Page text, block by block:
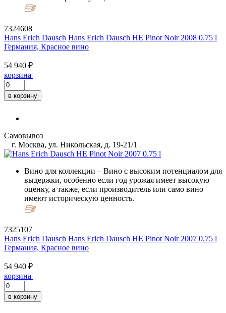
7324608
Hans Erich Dausch Hans Erich Dausch HE Pinot Noir 2008 0.75 l
Германия, Красное вино
54 940 ₽
корзина
в корзину
Самовывоз
г. Москва, ул. Никольская, д. 19-21/1
Вино для коллекции – Вино с высоким потенциалом для
выдержки, особенно если год урожая имеет высокую
оценку, а также, если производитель или само вино
имеют историческую ценность.
7325107
Hans Erich Dausch Hans Erich Dausch HE Pinot Noir 2007 0.75 l
Германия, Красное вино
54 940 ₽
корзина
в корзину